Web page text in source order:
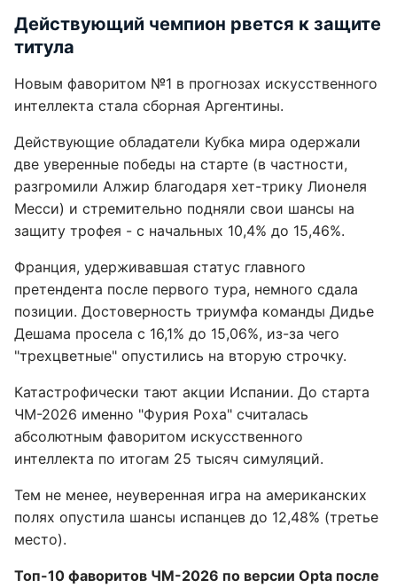
Действующий чемпион рвется к защите
титула
Новым фаворитом №1 в прогнозах искусственного
интеллекта стала сборная Аргентины.
Действующие обладатели Кубка мира одержали
две уверенные победы на старте (в частности,
разгромили Алжир благодаря хет-трику Лионеля
Месси) и стремительно подняли свои шансы на
защиту трофея - с начальных 10,4% до 15,46%.
Франция, удерживавшая статус главного
претендента после первого тура, немного сдала
позиции. Достоверность триумфа команды Дидье
Дешама просела с 16,1% до 15,06%, из-за чего
"трехцветные" опустились на вторую строчку.
Катастрофически тают акции Испании. До старта
ЧМ-2026 именно "Фурия Роха" считалась
абсолютным фаворитом искусственного
интеллекта по итогам 25 тысяч симуляций.
Тем не менее, неуверенная игра на американских
полях опустила шансы испанцев до 12,48% (третье
место).
Топ-10 фаворитов ЧМ-2026 по версии Opta после